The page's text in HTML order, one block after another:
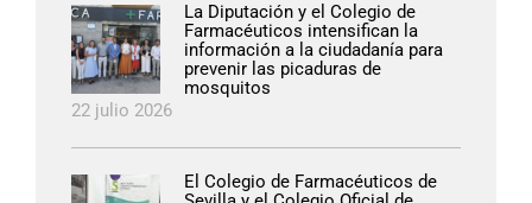
La Diputación y el Colegio de
Farmacéuticos intensifican la
información a la ciudadanía para
prevenir las picaduras de
mosquitos
22 julio 2026
El Colegio de Farmacéuticos de